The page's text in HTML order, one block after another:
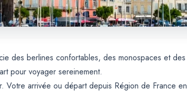
des berlines confortables, des monospaces et
pour voyager sereinement.
Votre arrivée ou départ depuis Région de France